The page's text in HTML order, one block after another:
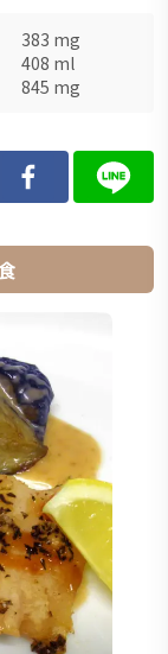
383 mg
408 ml
845 mg